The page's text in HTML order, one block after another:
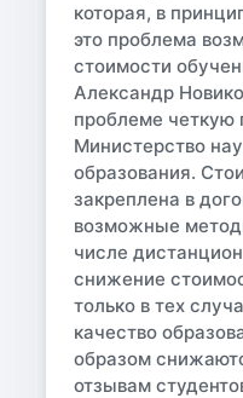
которая, в
это проблема
стоимости
Александр
проблеме четкую
Министерство
образования.
закреплена в
возможные
числе
снижение
только в тех
качество
образом
отзывам